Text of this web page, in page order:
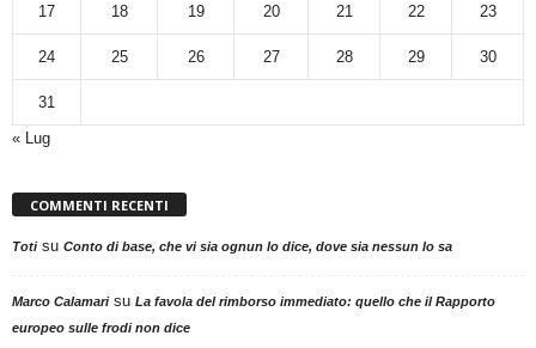
17 18 19 20 21 22 23
24 25 26 27 28 29 30
31
« Lug
COMMENTI RECENTI
Totisu Conto di base, che vi sia ognun lo dice, dove sia nessun lo sa
Marco Calamarisu La favola del rimborso immediato: quello che il Rapporto
europeo sulle frodi non dice